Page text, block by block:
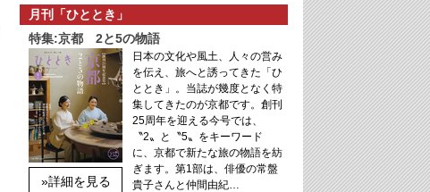
月刊「ひととき」
特集:京都 2と5の物語
»詳細を見る
日本の文化や風土、人々の営み
を伝え、旅へと誘ってきた「ひ
ととき」。当誌が幾度となく特
集してきたのが京都です。創刊
25周年を迎える今号では、
〝2〟と〝5〟をキーワード
に、京都で新たな旅の物語を紡
ぎます。第1部は、俳優の常盤
貴子さんと仲間由紀…